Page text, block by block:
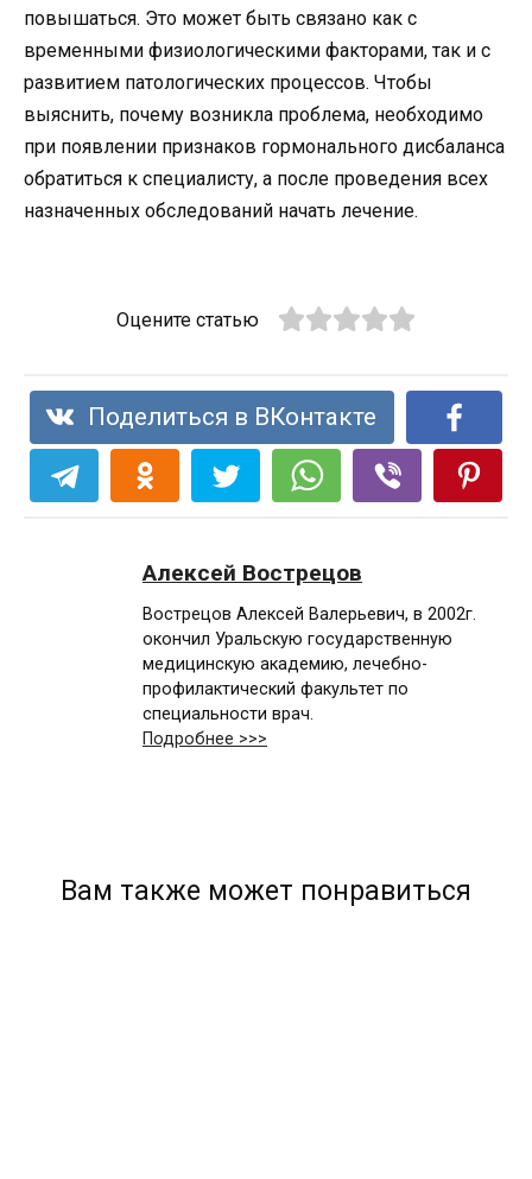
повышаться. Это может быть связано как с
временными физиологическими факторами, так и с
развитием патологических процессов. Чтобы
выяснить, почему возникла проблема, необходимо
при появлении признаков гормонального дисбаланса
обратиться к специалисту, а после проведения всех
назначенных обследований начать лечение.
Оцените статью
Поделиться в ВКонтакте
Алексей Вострецов
Вострецов Алексей Валерьевич, в 2002г.
окончил Уральскую государственную
медицинскую академию, лечебно-
профилактический факультет по
специальности врач.
Подробнее >>>
Вам также может понравиться